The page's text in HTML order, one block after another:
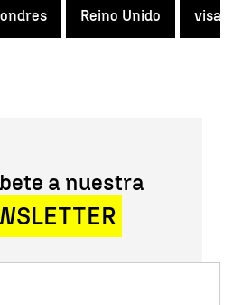
Reino Unido visado
a nuestra